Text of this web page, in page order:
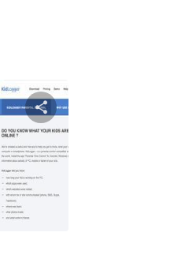
Compartilhe este